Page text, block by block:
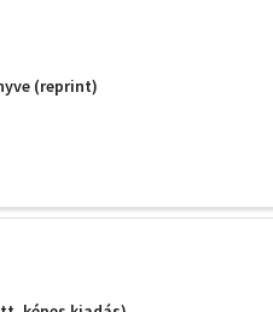
(reprint)